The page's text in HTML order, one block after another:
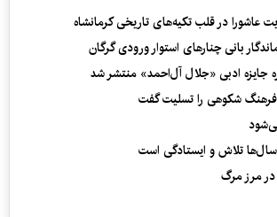
عاشورا در قلب تکیه‌های تاریخی کرمانشاه
بانی چنارهای استوار ورودی گرگان
جایزه ادبی «جلال آل‌احمد» منتشر شد
شکوهی را تسلیت گفت
تلاش و ایستادگی است
مرز مرگ